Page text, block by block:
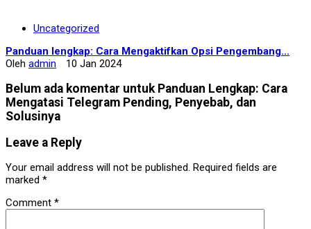
Uncategorized
Panduan lengkap: Cara Mengaktifkan Opsi Pengembang...
Oleh admin 10 Jan 2024
Belum ada komentar untuk Panduan Lengkap: Cara
Mengatasi Telegram Pending, Penyebab, dan
Solusinya
Leave a Reply
Your email address will not be published. Required fields are
marked *
Comment *